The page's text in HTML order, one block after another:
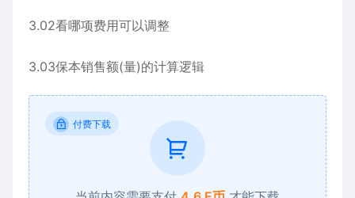
3.02看哪项费用可以调整
3.03保本销售额(量)的计算逻辑
付费下载